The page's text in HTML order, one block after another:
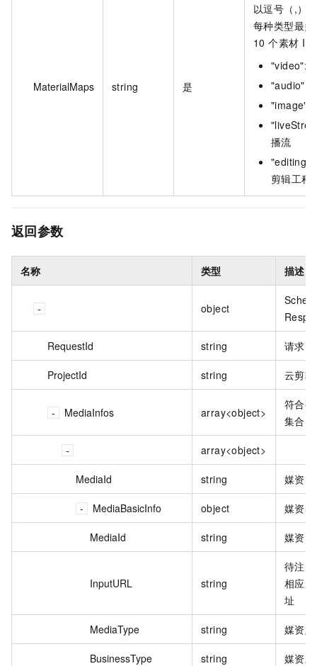
MaterialMaps string 是
以逗号（,）
每种类型最
10 个素材 ID
"video":
"audio":
"image":
播流
剪辑工程
返回参数
名称 类型 描述
object
RequestId string 请求
ProjectId string 云剪
MediaInfos array<object>
符合
集合
array<object>
MediaId string 媒资
MediaBasicInfo object 媒资
MediaId string 媒资
InputURL string
待注
相应
址
MediaType string 媒资
BusinessType string 媒资